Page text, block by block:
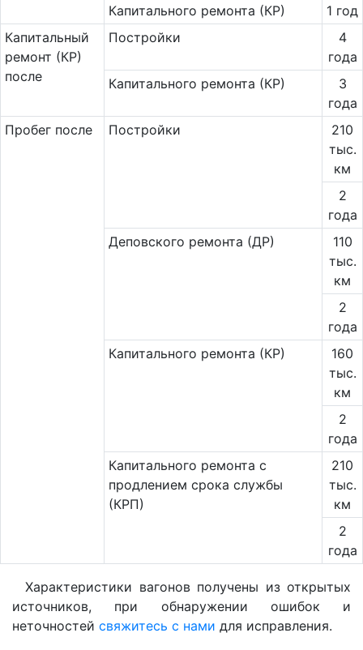
Капитального ремонта (КР)
1 год
Ка­пи­таль­ный
ремонт (КР)
после
Постройки
4
года
Капитального ремонта (КР)
3
года
Пробег после
Постройки
210
тыс.
км
2
года
Деповского ремонта (ДР)
110
тыс.
км
2
года
Капитального ремонта (КР)
160
тыс.
км
2
года
Капитального ремонта с
продлением срока службы
(КРП)
210
тыс.
км
2
года
Характеристики вагонов получены из открытых
источников, при обнаружении ошибок и
неточностей свяжитесь с нами для исправления.